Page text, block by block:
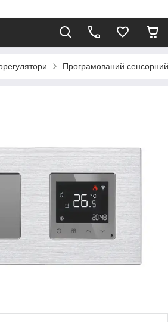
Програмований сенсорний